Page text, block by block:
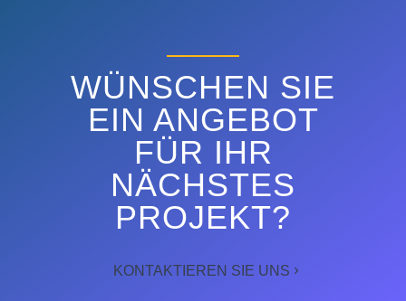
WÜNSCHEN SIE
EIN ANGEBOT
FÜR IHR
NÄCHSTES
PROJEKT?
KONTAKTIEREN SIE UNS